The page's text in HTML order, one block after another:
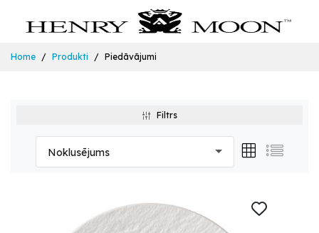
Home Produkti Piedāvājumi
Filtrs